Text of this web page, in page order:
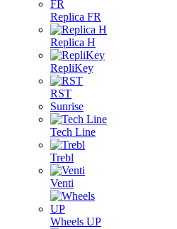
Replica FR
Replica H
RepliKey
RST
Sunrise
Tech Line
Trebl
Venti
Wheels UP